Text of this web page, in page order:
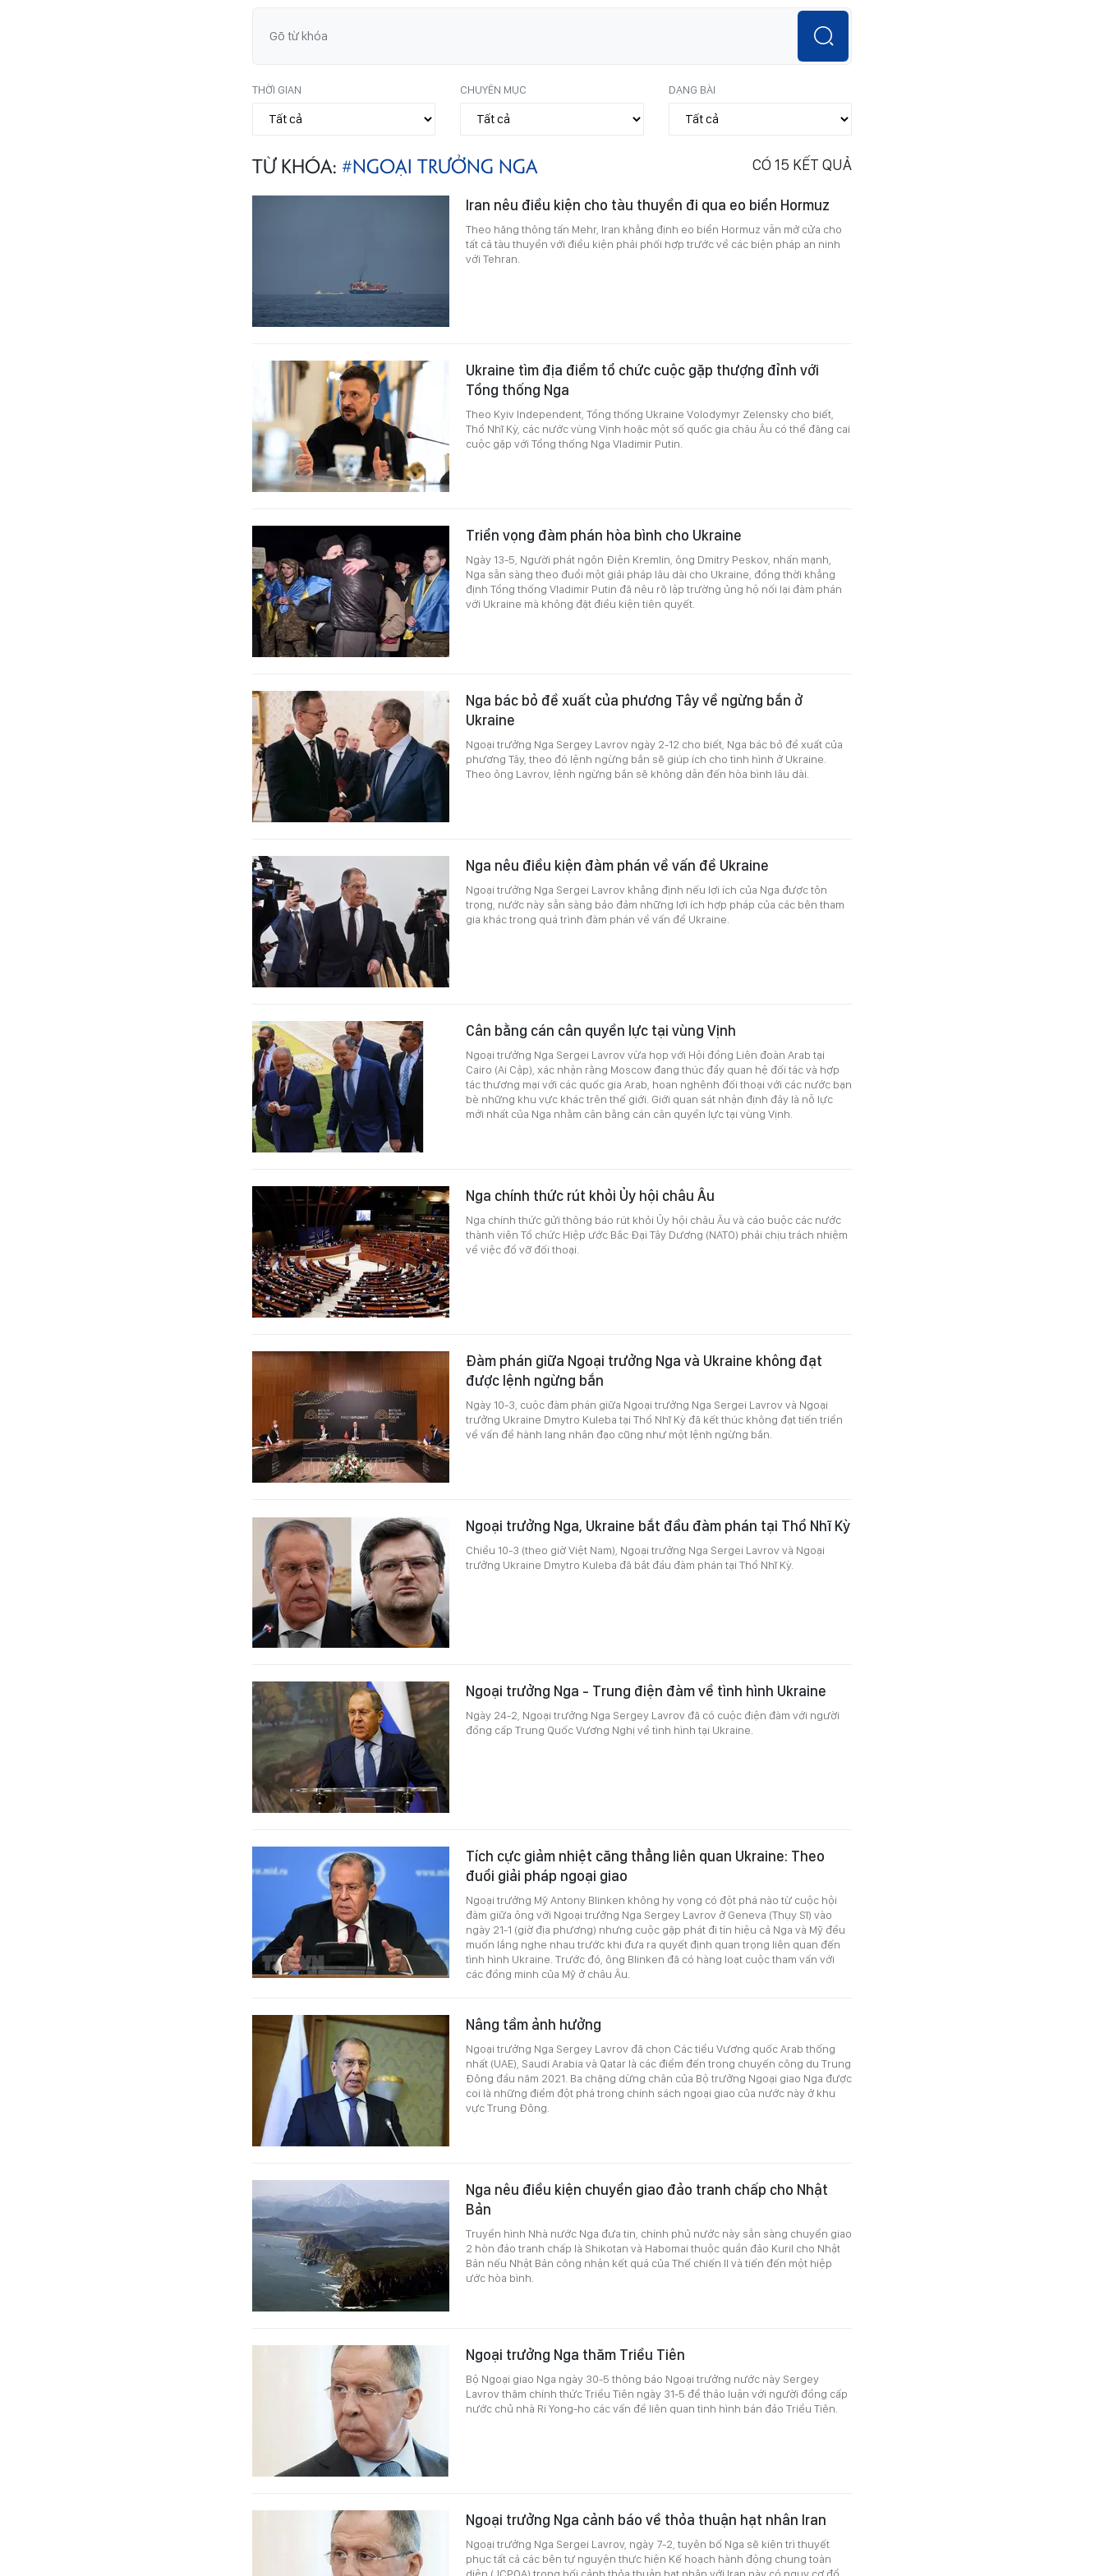
THỜI GIAN CHUYÊN MỤC DẠNG BÀI
TỪ KHÓA: #NGOẠI TRƯỞNG NGA CÓ 15 KẾT QUẢ
Iran nêu điều kiện cho tàu thuyền đi qua eo biển Hormuz
Theo hãng thông tấn Mehr, Iran khẳng định eo biển Hormuz vẫn mở cửa cho
tất cả tàu thuyền với điều kiện phải phối hợp trước về các biện pháp an ninh
với Tehran.
Ukraine tìm địa điểm tổ chức cuộc gặp thượng đỉnh với
Tổng thống Nga
Theo Kyiv Independent, Tổng thống Ukraine Volodymyr Zelensky cho biết,
Thổ Nhĩ Kỳ, các nước vùng Vịnh hoặc một số quốc gia châu Âu có thể đăng cai
cuộc gặp với Tổng thống Nga Vladimir Putin.
Triển vọng đàm phán hòa bình cho Ukraine
Ngày 13-5, Người phát ngôn Điện Kremlin, ông Dmitry Peskov, nhấn mạnh,
Nga sẵn sàng theo đuổi một giải pháp lâu dài cho Ukraine, đồng thời khẳng
định Tổng thống Vladimir Putin đã nêu rõ lập trường ủng hộ nối lại đàm phán
với Ukraine mà không đặt điều kiện tiên quyết.
Nga bác bỏ đề xuất của phương Tây về ngừng bắn ở
Ukraine
Ngoại trưởng Nga Sergey Lavrov ngày 2-12 cho biết, Nga bác bỏ đề xuất của
phương Tây, theo đó lệnh ngừng bắn sẽ giúp ích cho tình hình ở Ukraine.
Theo ông Lavrov, lệnh ngừng bắn sẽ không dẫn đến hòa bình lâu dài.
Nga nêu điều kiện đàm phán về vấn đề Ukraine
Ngoại trưởng Nga Sergei Lavrov khẳng định nếu lợi ích của Nga được tôn
trọng, nước này sẵn sàng bảo đảm những lợi ích hợp pháp của các bên tham
gia khác trong quá trình đàm phán về vấn đề Ukraine.
Cân bằng cán cân quyền lực tại vùng Vịnh
Ngoại trưởng Nga Sergei Lavrov vừa họp với Hội đồng Liên đoàn Arab tại
Cairo (Ai Cập), xác nhận rằng Moscow đang thúc đẩy quan hệ đối tác và hợp
tác thương mại với các quốc gia Arab, hoan nghênh đối thoại với các nước bạn
bè những khu vực khác trên thế giới. Giới quan sát nhận định đây là nỗ lực
mới nhất của Nga nhằm cân bằng cán cân quyền lực tại vùng Vịnh.
Nga chính thức rút khỏi Ủy hội châu Âu
Nga chính thức gửi thông báo rút khỏi Ủy hội châu Âu và cáo buộc các nước
thành viên Tổ chức Hiệp ước Bắc Đại Tây Dương (NATO) phải chịu trách nhiệm
về việc đổ vỡ đối thoại.
Đàm phán giữa Ngoại trưởng Nga và Ukraine không đạt
được lệnh ngừng bắn
Ngày 10-3, cuộc đàm phán giữa Ngoại trưởng Nga Sergei Lavrov và Ngoại
trưởng Ukraine Dmytro Kuleba tại Thổ Nhĩ Kỳ đã kết thúc không đạt tiến triển
về vấn đề hành lang nhân đạo cũng như một lệnh ngừng bắn.
Ngoại trưởng Nga, Ukraine bắt đầu đàm phán tại Thổ Nhĩ Kỳ
Chiều 10-3 (theo giờ Việt Nam), Ngoại trưởng Nga Sergei Lavrov và Ngoại
trưởng Ukraine Dmytro Kuleba đã bắt đầu đàm phán tại Thổ Nhĩ Kỳ.
Ngoại trưởng Nga - Trung điện đàm về tình hình Ukraine
Ngày 24-2, Ngoại trưởng Nga Sergey Lavrov đã có cuộc điện đàm với người
đồng cấp Trung Quốc Vương Nghị về tình hình tại Ukraine.
Tích cực giảm nhiệt căng thẳng liên quan Ukraine: Theo
đuổi giải pháp ngoại giao
Ngoại trưởng Mỹ Antony Blinken không hy vọng có đột phá nào từ cuộc hội
đàm giữa ông với Ngoại trưởng Nga Sergey Lavrov ở Geneva (Thụy Sĩ) vào
ngày 21-1 (giờ địa phương) nhưng cuộc gặp phát đi tín hiệu cả Nga và Mỹ đều
muốn lắng nghe nhau trước khi đưa ra quyết định quan trọng liên quan đến
tình hình Ukraine. Trước đó, ông Blinken đã có hàng loạt cuộc tham vấn với
các đồng minh của Mỹ ở châu Âu.
Nâng tầm ảnh hưởng
Ngoại trưởng Nga Sergey Lavrov đã chọn Các tiểu Vương quốc Arab thống
nhất (UAE), Saudi Arabia và Qatar là các điểm đến trong chuyến công du Trung
Đông đầu năm 2021. Ba chặng dừng chân của Bộ trưởng Ngoại giao Nga được
coi là những điểm đột phá trong chính sách ngoại giao của nước này ở khu
vực Trung Đông.
Nga nêu điều kiện chuyển giao đảo tranh chấp cho Nhật
Bản
Truyền hình Nhà nước Nga đưa tin, chính phủ nước này sẵn sàng chuyển giao
2 hòn đảo tranh chấp là Shikotan và Habomai thuộc quần đảo Kuril cho Nhật
Bản nếu Nhật Bản công nhận kết quả của Thế chiến II và tiến đến một hiệp
ước hòa bình.
Ngoại trưởng Nga thăm Triều Tiên
Bộ Ngoại giao Nga ngày 30-5 thông báo Ngoại trưởng nước này Sergey
Lavrov thăm chính thức Triều Tiên ngày 31-5 để thảo luận với người đồng cấp
nước chủ nhà Ri Yong-ho các vấn đề liên quan tình hình bán đảo Triều Tiên.
Ngoại trưởng Nga cảnh báo về thỏa thuận hạt nhân Iran
Ngoại trưởng Nga Sergei Lavrov, ngày 7-2, tuyên bố Nga sẽ kiên trì thuyết
phục tất cả các bên tự nguyện thực hiện Kế hoạch hành động chung toàn